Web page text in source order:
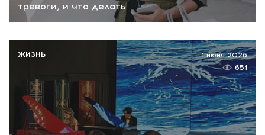
тревоги, и что делать
1 июня 2026
651
ЖИЗНЬ